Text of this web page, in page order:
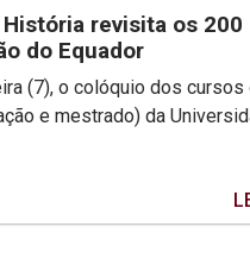
revisita os 200
do Equador
(7), o colóquio dos cursos
e mestrado) da